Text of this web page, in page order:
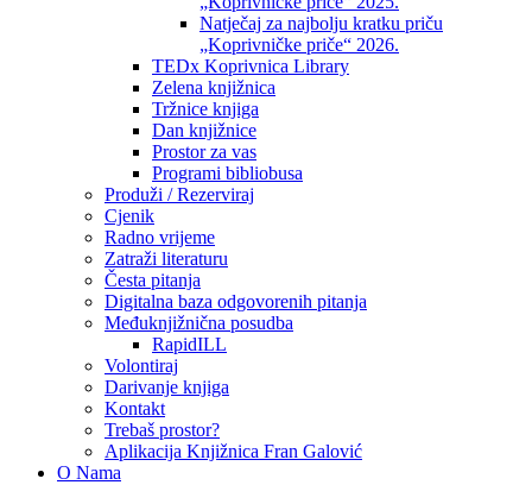
Natječaj za najbolju kratku priču
„Koprivničke priče“ 2026.
TEDx Koprivnica Library
Zelena knjižnica
Tržnice knjiga
Dan knjižnice
Prostor za vas
Programi bibliobusa
Produži / Rezerviraj
Cjenik
Radno vrijeme
Zatraži literaturu
Česta pitanja
Digitalna baza odgovorenih pitanja
Međuknjižnična posudba
RapidILL
Volontiraj
Darivanje knjiga
Kontakt
Trebaš prostor?
Aplikacija Knjižnica Fran Galović
O Nama